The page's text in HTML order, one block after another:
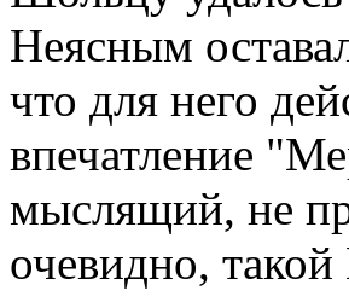
Неясным
что для него
впечатление
мыслящий, не
очевидно,